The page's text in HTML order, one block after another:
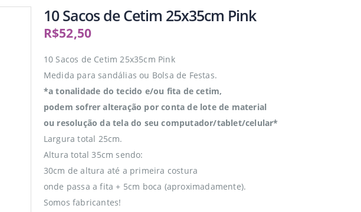
10 Sacos de Cetim 25x35cm Pink
R$52,50
10 Sacos de Cetim 25x35cm Pink
Medida para sandálias ou Bolsa de Festas.
*a tonalidade do tecido e/ou fita de cetim,
podem sofrer alteração por conta de lote de material
ou resolução da tela do seu computador/tablet/celular*
Largura total 25cm.
Altura total 35cm sendo:
30cm de altura até a primeira costura
onde passa a fita + 5cm boca (aproximadamente).
Somos fabricantes!